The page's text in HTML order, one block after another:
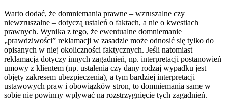
Warto dodać, że domniemania prawne – wzruszalne czy
niewzruszalne – dotyczą ustaleń o faktach, a nie o kwestiach
prawnych. Wynika z tego, że ewentualne domniemanie
„prawdziwości” reklamacji w zasadzie może odnosić się tylko do
opisanych w niej okoliczności faktycznych. Jeśli natomiast
reklamacja dotyczy innych zagadnień, np. interpretacji postanowień
umowy z klientem (np. ustalenia czy dany rodzaj wypadku jest
objęty zakresem ubezpieczenia), a tym bardziej interpretacji
ustawowych praw i obowiązków stron, to domniemania same w
sobie nie powinny wpływać na rozstrzygnięcie tych zagadnień.